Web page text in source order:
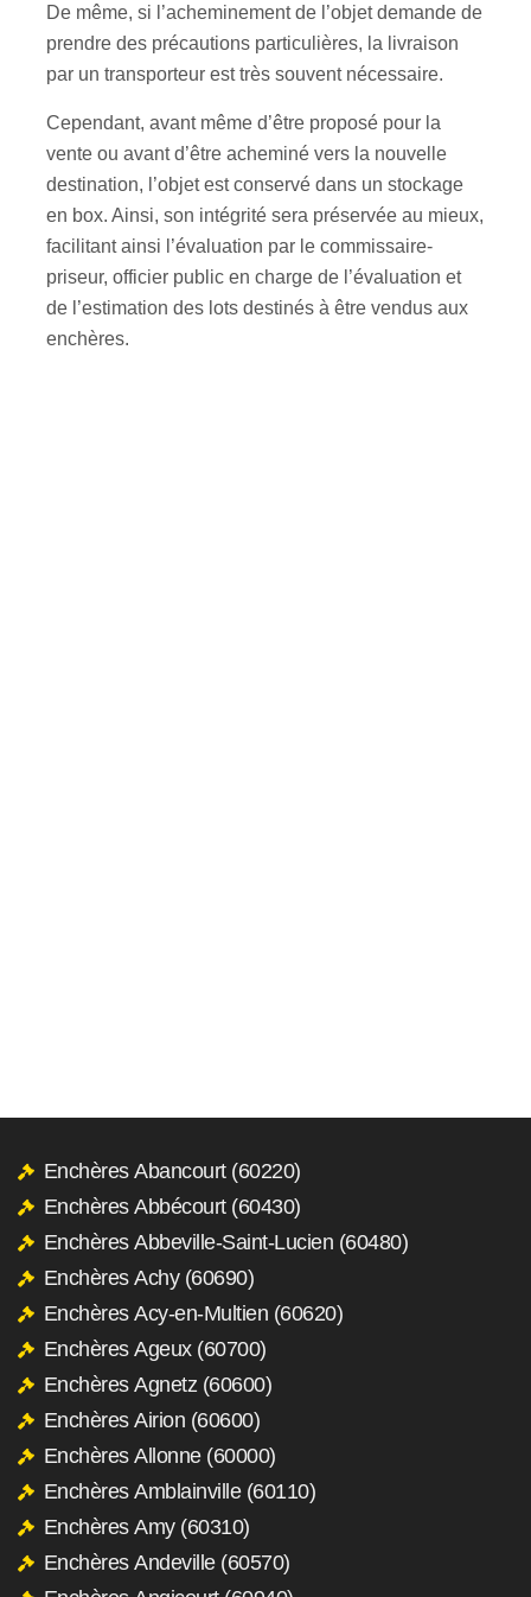
De même, si l’acheminement de l’objet demande de
prendre des précautions particulières, la livraison
par un transporteur est très souvent nécessaire.
Cependant, avant même d’être proposé pour la
vente ou avant d’être acheminé vers la nouvelle
destination, l’objet est conservé dans un stockage
en box. Ainsi, son intégrité sera préservée au mieux,
facilitant ainsi l’évaluation par le commissaire-
priseur, officier public en charge de l’évaluation et
de l’estimation des lots destinés à être vendus aux
enchères.
Enchères Abancourt (60220)
Enchères Abbécourt (60430)
Enchères Abbeville-Saint-Lucien (60480)
Enchères Achy (60690)
Enchères Acy-en-Multien (60620)
Enchères Ageux (60700)
Enchères Agnetz (60600)
Enchères Airion (60600)
Enchères Allonne (60000)
Enchères Amblainville (60110)
Enchères Amy (60310)
Enchères Andeville (60570)